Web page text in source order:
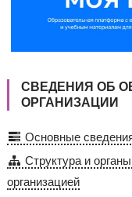
СВЕДЕНИЯ ОБ
ОРГАНИЗАЦИИ
Основные
Структура и
организацией